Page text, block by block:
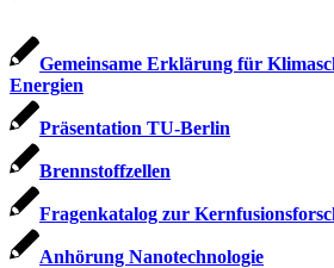
Gemeinsame Erklärung für
Energien
Präsentation TU-Berlin
Brennstoffzellen
Fragenkatalog zur
Anhörung Nanotechnologie